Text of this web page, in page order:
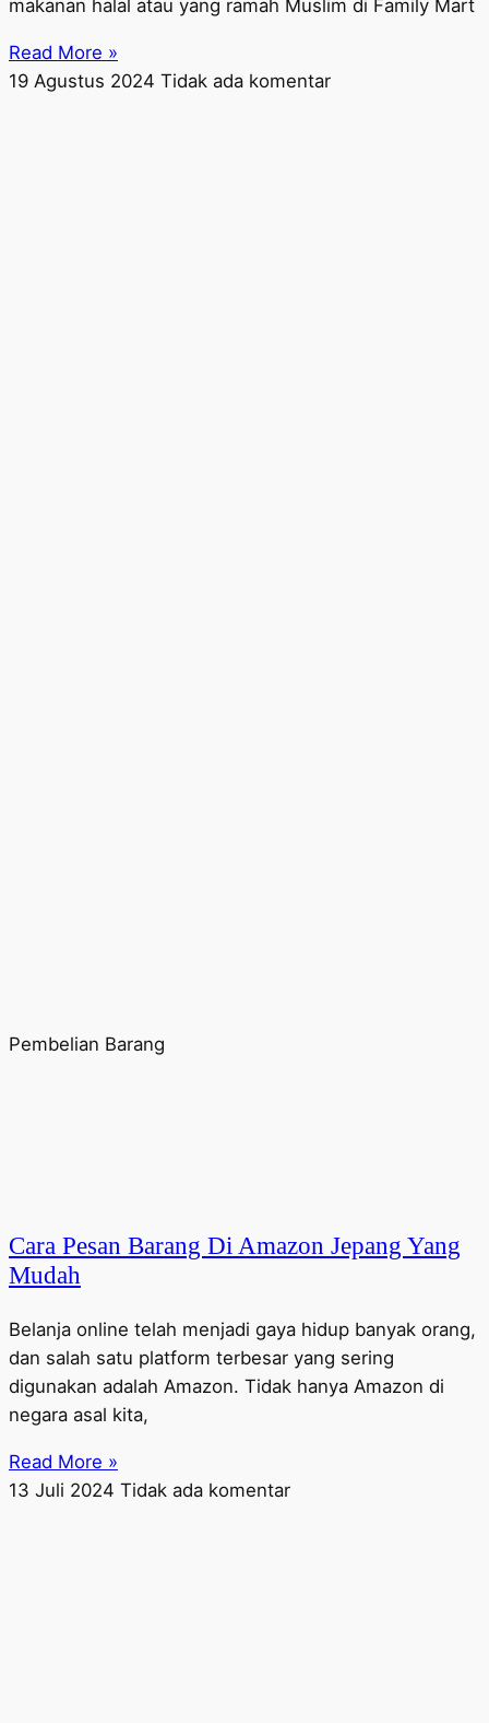
makanan halal atau yang ramah Muslim di Family Mart
Read More »
19 Agustus 2024 Tidak ada komentar
Pembelian Barang
Cara Pesan Barang Di Amazon Jepang Yang
Mudah
Belanja online telah menjadi gaya hidup banyak orang,
dan salah satu platform terbesar yang sering
digunakan adalah Amazon. Tidak hanya Amazon di
negara asal kita,
Read More »
13 Juli 2024 Tidak ada komentar